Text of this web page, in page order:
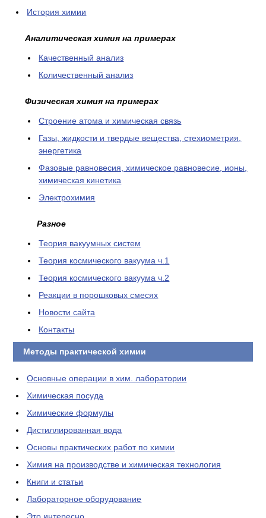
История химии
Аналитическая химия на примерах
Качественный анализ
Количественный анализ
Физическая химия на примерах
Cтроение атома и химическая связь
Газы, жидкости и твердые вещества, стехиометрия,
энергетика
Фазовые равновесия, химическое равновесие, ионы,
химическая кинетика
Электрохимия
Разное
Теория вакуумных систем
Теория космического вакуума ч.1
Теория космического вакуума ч.2
Реакции в порошковых смесях
Новости сайта
Контакты
Методы практической химии
Основные операции в хим. лаборатории
Химическая посуда
Химические формулы
Дистиллированная вода
Основы практических работ по химии
Химия на производстве и химическая технология
Книги и статьи
Лабораторное оборудование